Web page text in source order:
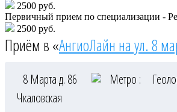
2500 руб.
Первичный прием по специализации -
2500 руб.
Приём в «АнгиоЛайн на ул. 8
8 Марта д. 86 Метро :
Чкаловская